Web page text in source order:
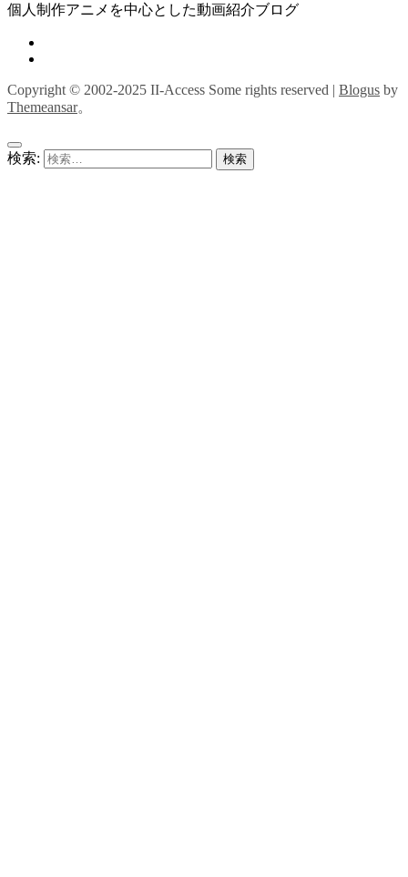
個人制作アニメを中心とした動画紹介ブログ
Copyright © 2002-2025 II-Access Some rights reserved | Blogus by
Themeansar。
検索: